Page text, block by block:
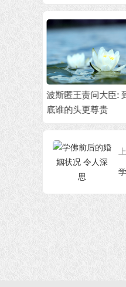
修行为什么易被懈
怪控制？